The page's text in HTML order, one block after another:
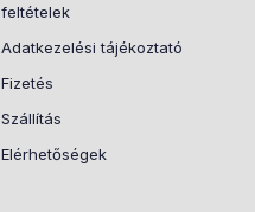
feltételek
Adatkezelési tájékoztató
Fizetés
Szállítás
Elérhetőségek